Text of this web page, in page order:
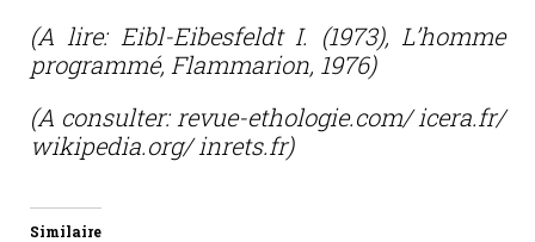
(A lire: Eibl-Eibesfeldt I. (1973), L’homme
programmé, Flammarion, 1976)
(A consulter: revue-ethologie.com/ icera.fr/
wikipedia.org/ inrets.fr)
Similaire